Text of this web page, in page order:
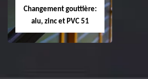
Changement gouttière:
alu, zinc et PVC 51